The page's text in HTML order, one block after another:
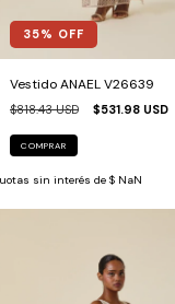
35% OFF
Vestido ANAEL V26639
$818.43 USD $531.98 USD
COMPRAR
sin interés de $ NaN